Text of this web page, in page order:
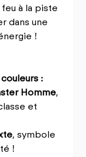
à la piste
dans une
!
:
Homme,
et
, symbole
!